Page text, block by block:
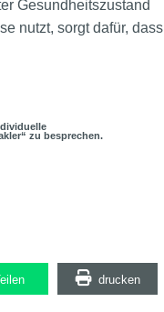
Gesundheitszustand
nutzt, sorgt dafür, dass
zu besprechen.
drucken